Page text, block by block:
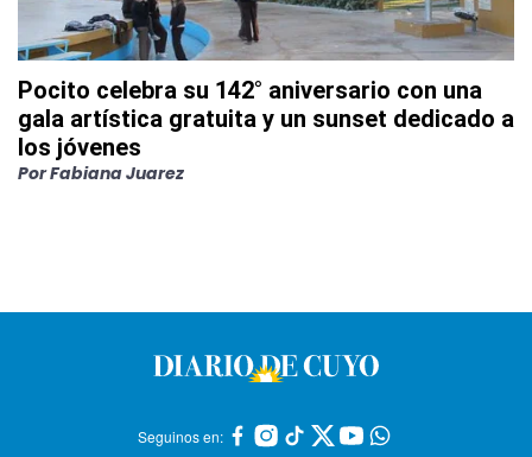
Pocito celebra su 142° aniversario con una
gala artística gratuita y un sunset dedicado a
los jóvenes
PorFabiana Juarez
Seguinos en: